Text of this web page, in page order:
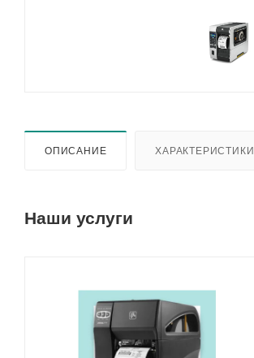
ОПИСАНИЕ ХАРАКТЕРИСТИКИ
Наши услуги